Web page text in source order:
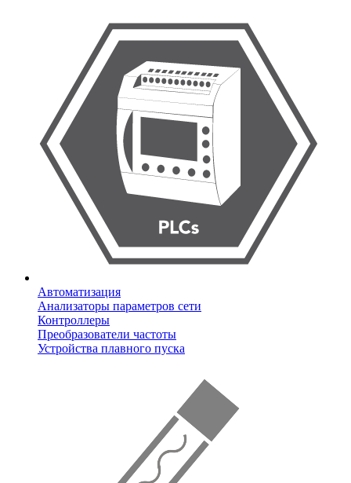
Автоматизация
Анализаторы параметров сети
Контроллеры
Преобразователи частоты
Устройства плавного пуска